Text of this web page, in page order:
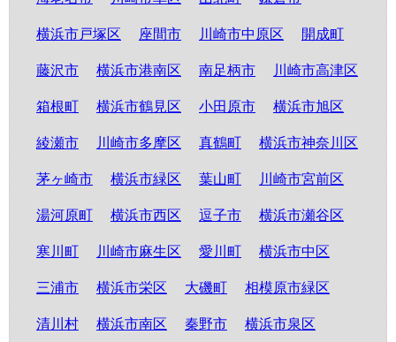
横浜市戸塚区 座間市 川崎市中原区 開成町
藤沢市 横浜市港南区 南足柄市 川崎市高津区
箱根町 横浜市鶴見区 小田原市 横浜市旭区
綾瀬市 川崎市多摩区 真鶴町 横浜市神奈川区
茅ヶ崎市 横浜市緑区 葉山町 川崎市宮前区
湯河原町 横浜市西区 逗子市 横浜市瀬谷区
寒川町 川崎市麻生区 愛川町 横浜市中区
三浦市 横浜市栄区 大磯町 相模原市緑区
清川村 横浜市南区 秦野市 横浜市泉区